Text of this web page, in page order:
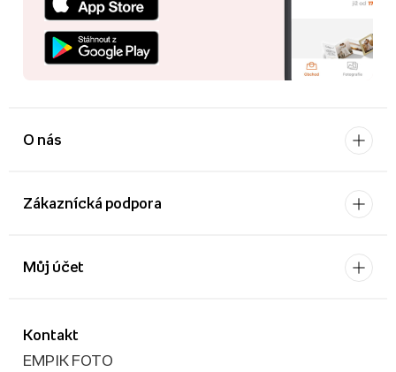
O nás
Zákaznícká podpora
Kontakt
EMPIK FOTO
Můj účet